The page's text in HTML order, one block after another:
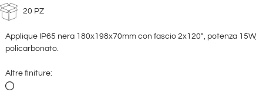
20 PZ
Applique IP65 nera 180x198x70mm con fascio 2x120°, potenza
policarbonato.
Altre finiture: